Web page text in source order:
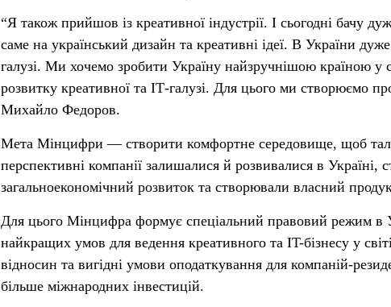
“Я також прийшов із креативної індустрії. І сьогодні бачу
саме на український дизайн та креативні ідеї. В України
галузі. Ми хочемо зробити Україну найзручнішою країною у
розвитку креативної та ІТ-галузі. Для цього ми створюємо
Михайло Федоров.
Мета Мінцифри — створити комфортне середовище, щоб
перспективні компанії залишалися й розвивалися в Україні,
загальноекономічний розвиток та створювали власний
Для цього Мінцифра формує спеціальний правовий режим в
найкращих умов для ведення креативного та IT-бізнесу у
відносин та вигідні умови оподаткування для компаній-
більше міжнародних інвестицій.